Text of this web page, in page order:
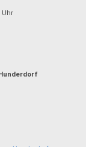
Uhr